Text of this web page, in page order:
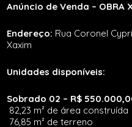
Anúncio de Venda – OBRA
Endereço: Rua Coronel
Xaxim
Unidades disponíveis:
Sobrado 02 – R$
82,23 m² de área construída
76,85 m² de terreno